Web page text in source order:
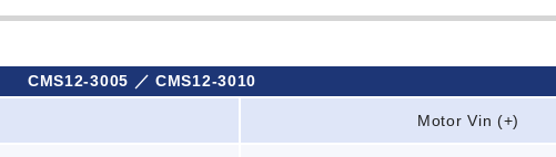
CMS12-3005 ／ CMS12-3010
Motor Vin (+)